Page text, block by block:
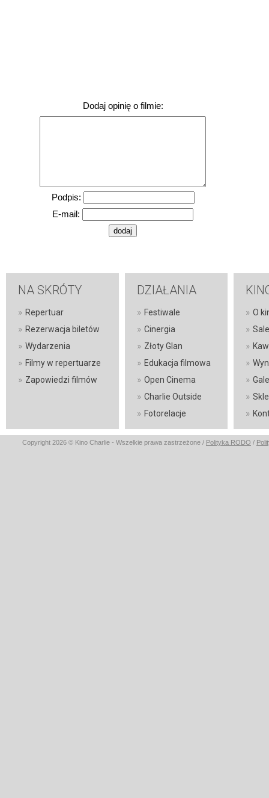
Dodaj opinię o filmie:
Podpis:
E-mail:
NA SKRÓTY
» Repertuar
» Rezerwacja biletów
» Wydarzenia
» Filmy w repertuarze
» Zapowiedzi filmów
DZIAŁANIA
» Festiwale
» Cinergia
» Złoty Glan
» Edukacja filmowa
» Open Cinema
» Charlie Outside
» Fotorelacje
» O
»
»
»
»
»
»
Copyright 2026 © Kino Charlie - Wszelkie prawa zastrzeżone / Polityka RODO /